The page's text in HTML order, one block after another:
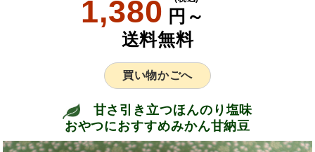
1,380 円～
送料無料
買い物かごへ
甘さ引き立つほんのり塩味
おやつにおすすめみかん甘納豆